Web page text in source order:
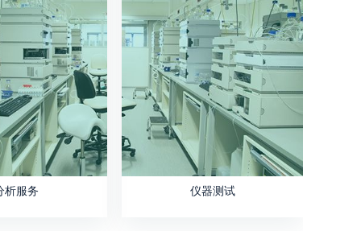
析服务 仪器测试